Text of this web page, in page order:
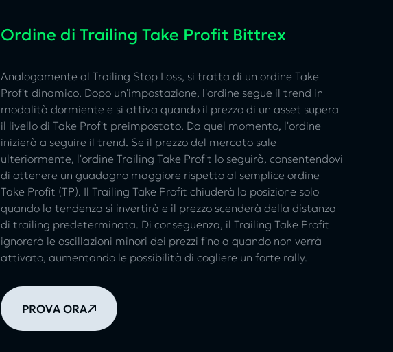
Ordine di Trailing Take Profit Bittrex
Analogamente al Trailing Stop Loss, si tratta di un ordine Take
Profit dinamico. Dopo un'impostazione, l'ordine segue il trend in
modalità dormiente e si attiva quando il prezzo di un asset supera
il livello di Take Profit preimpostato. Da quel momento, l'ordine
inizierà a seguire il trend. Se il prezzo del mercato sale
ulteriormente, l'ordine Trailing Take Profit lo seguirà, consentendovi
di ottenere un guadagno maggiore rispetto al semplice ordine
Take Profit (TP). Il Trailing Take Profit chiuderà la posizione solo
quando la tendenza si invertirà e il prezzo scenderà della distanza
di trailing predeterminata. Di conseguenza, il Trailing Take Profit
ignorerà le oscillazioni minori dei prezzi fino a quando non verrà
attivato, aumentando le possibilità di cogliere un forte rally.
PROVA ORA